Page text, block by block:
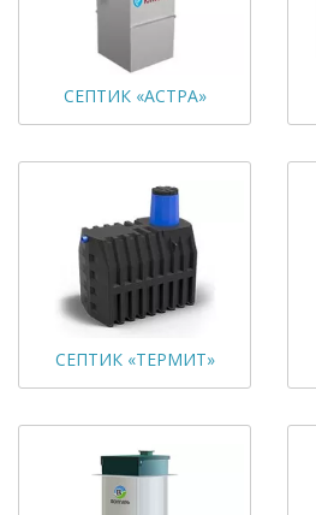
СЕПТИК «АСТРА»
СЕПТИК «ТЕРМИТ»